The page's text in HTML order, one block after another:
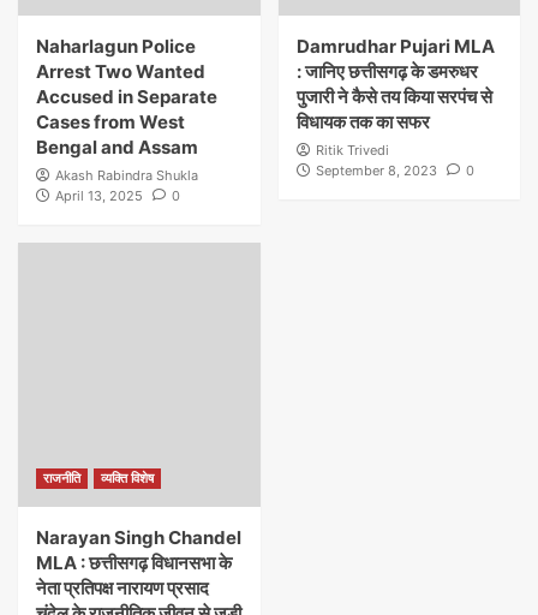
Naharlagun Police
Arrest Two Wanted
Accused in Separate
Cases from West
Bengal and Assam
Akash Rabindra Shukla
April 13, 2025
0
Damrudhar Pujari MLA
: जानिए छत्तीसगढ़ के डमरुधर
पुजारी ने कैसे तय किया सरपंच से
विधायक तक का सफर
Ritik Trivedi
September 8, 2023
0
राजनीति व्यक्ति विशेष
Narayan Singh Chandel
MLA : छत्तीसगढ़ विधानसभा के
नेता प्रतिपक्ष नारायण प्रसाद